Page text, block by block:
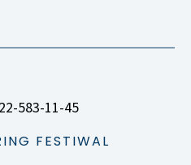
22-583-11-45
FESTIWAL